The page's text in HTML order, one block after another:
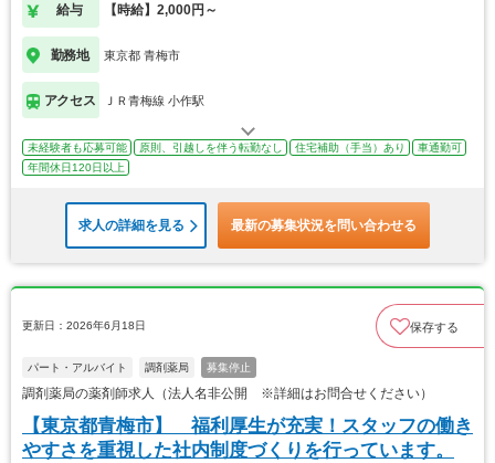
給与 【時給】2,000円～
勤務地 東京都 青梅市
アクセス ＪＲ青梅線 小作駅
未経験者も応募可能 原則、引越しを伴う転勤なし 住宅補助（手当）あり
車通勤可
年間休日120日以上
求人の詳細を見る 最新の募集状況を問い合わせる
更新日：2026年6月18日 保存する
パート・アルバイト 調剤薬局 募集停止
調剤薬局の薬剤師求人（法人名非公開 ※詳細はお問合せください）
【東京都青梅市】 福利厚生が充実！スタッフの働き
やすさを重視した社内制度づくりを行っています。